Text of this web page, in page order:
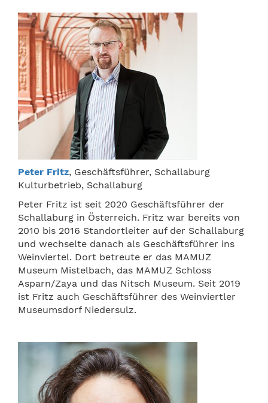
Peter Fritz, Geschäftsführer, Schallaburg
Kulturbetrieb, Schallaburg
Peter Fritz ist seit 2020 Geschäftsführer der
Schallaburg in Österreich. Fritz war bereits von
2010 bis 2016 Standortleiter auf der Schallaburg
und wechselte danach als Geschäftsführer ins
Weinviertel. Dort betreute er das MAMUZ
Museum Mistelbach, das MAMUZ Schloss
Asparn/Zaya und das Nitsch Museum. Seit 2019
ist Fritz auch Geschäftsführer des Weinviertler
Museumsdorf Niedersulz.